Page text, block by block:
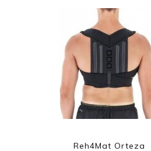
Reh4Mat Orteza